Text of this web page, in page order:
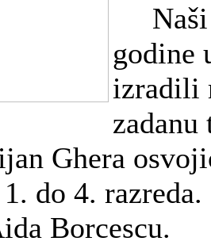
Naši
godine
izradili
Ghera
do 4.
Borcescu.